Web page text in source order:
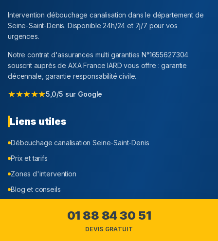
Intervention débouchage canalisation dans le département de
Seine-Saint-Denis. Disponible 24h/24 et 7j/7 pour vos
urgences.
Notre contrat d'assurances multi garanties N°1655627304
souscrit auprès de AXA France IARD vous offre : garantie
décennale, garantie responsabilité civile.
★★★★★5,0/5 sur Google
Liens utiles
Débouchage canalisationSeine-Saint-Denis
Prix et tarifs
Zones d'intervention
Blog et conseils
Qui sommes-nous ?01 88 84 30 51
DEVIS GRATUIT